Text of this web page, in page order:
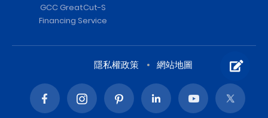
GCC GreatCut-S
Financing Service
隱私權政策 網站地圖